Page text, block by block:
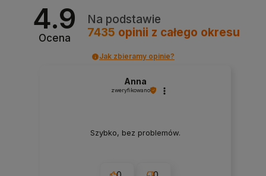
4.9
Ocena
Na podstawie
7435 opinii z całego okresu
Jak zbieramy opinie?
Anna
zweryfikowano
Szybko, bez problemów.